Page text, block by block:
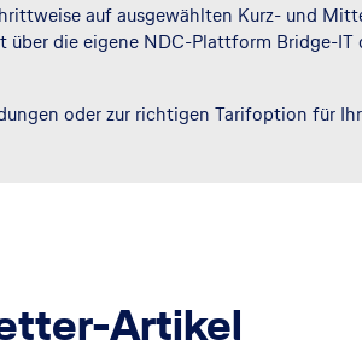
auf ausgewählten Kurz- und
über die eigene NDC-Plattform Bridge-
oder zur richtigen Tarifoption für
Artikel